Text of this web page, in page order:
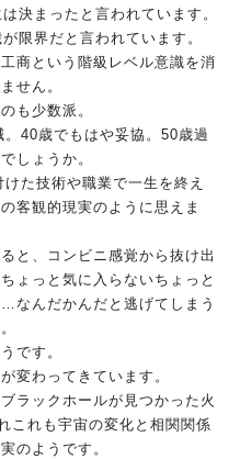
決まったと言われています。
限界だと言われています。
商という階級レベル意識を消
せん。
も少数派。
40歳でもはや妥協。50歳過
しょうか。
た技術や職業で一生を終え
客観的現実のように思えま
と、コンビニ感覚から抜け出
ょっと気に入らないちょっと
なんだかんだと逃げてしまう
です。
変わってきています。
ラックホールが見つかった火
これも宇宙の変化と相関関係
のようです。